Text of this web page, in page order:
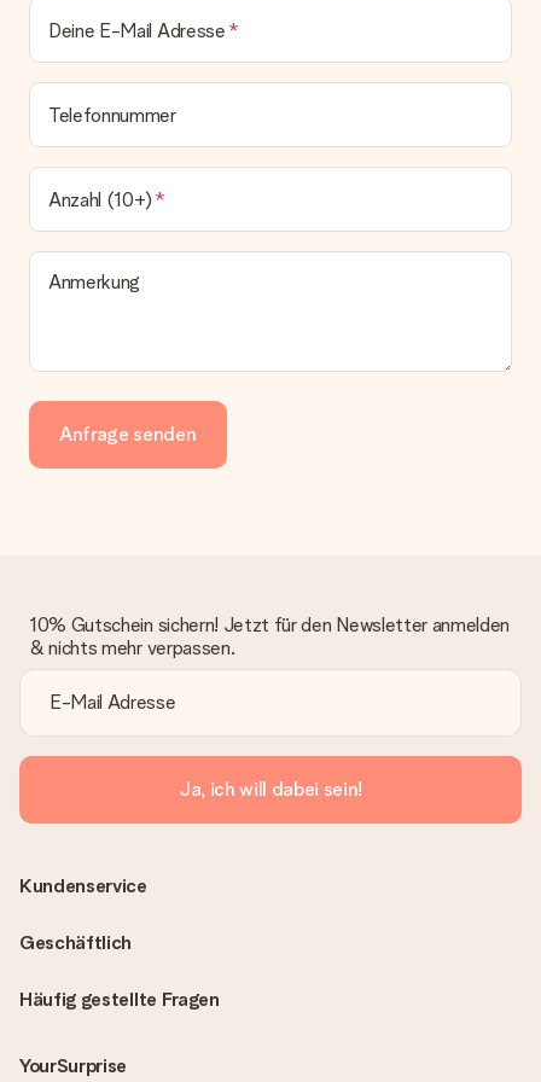
Deine E-Mail Adresse
Telefonnummer
Anzahl (10+)
Anmerkung
Anfrage senden
10% Gutschein sichern! Jetzt für den Newsletter anmelden
& nichts mehr verpassen.
Ja, ich will dabei sein!
Häufig gestellte Fragen
YourSurprise
Kundenservice
Geschäftlich